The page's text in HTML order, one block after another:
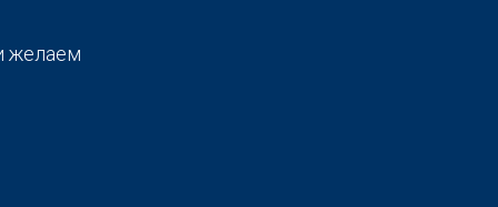
желаем